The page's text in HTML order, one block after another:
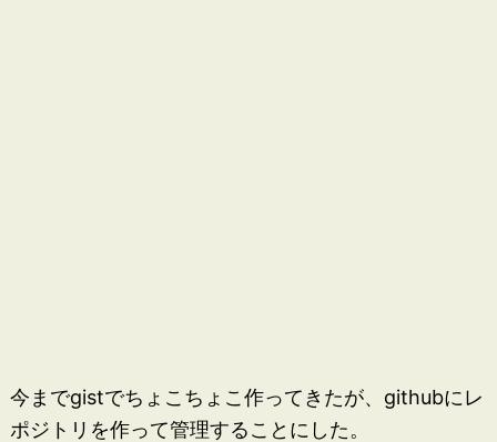
今までgistでちょこちょこ作ってきたが、githubにレ
ポジトリを作って管理することにした。